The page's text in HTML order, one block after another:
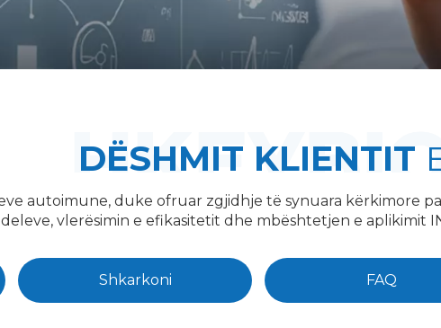
Mjekësi Përkthimore dhe
Mbështetja e dorëzimit të
DËSHMIT KLIENTIT
autoimune, duke ofruar zgjidhje të synuara kërkimore
vlerësimin e efikasitetit dhe mbështetjen e aplikimit
Shkarkoni FAQ